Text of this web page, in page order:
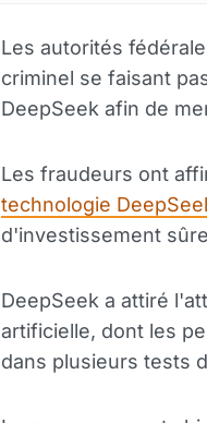
Les autorités
criminel se faisant
DeepSeek afin de
Les fraudeurs ont
technologie
d'investissement
DeepSeek a attiré
artificielle, dont les
dans plusieurs tests